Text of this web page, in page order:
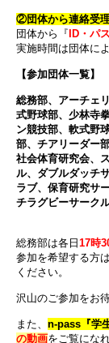
②団体から連絡受
団体から『 ID・パ
実施時間は団体に
【参加団体一覧】
総務部、アーチェ
式野球部、少林寺
ン競技部、軟式野
部、チアリーダー
社会体育研究会、
ル、ダブルダッチ
ラブ、保育研究サ
チラグビーサーク
総務部は各日 17時
参加を希望する方
ください。
沢山のご参加をお
また、 n-pass『学
の動画をご覧にな